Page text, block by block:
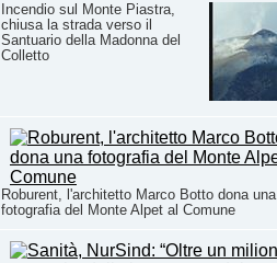
Incendio sul Monte Piastra,
chiusa la strada verso il
Santuario della Madonna del
Colletto
Roburent, l'architetto Marco Botto dona una
fotografia del Monte Alpet al Comune